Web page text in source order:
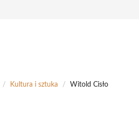
/ Kultura i sztuka / Witold Cisło